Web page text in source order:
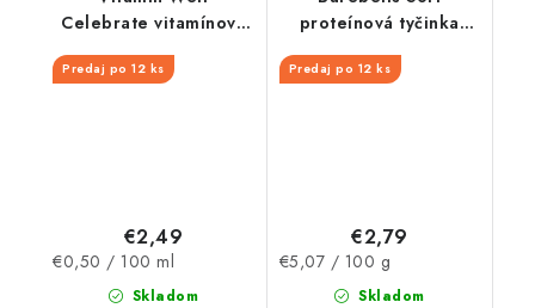
Celebrate vitamínový
Predaj po 12 ks
Skladom
€2,49
Jednotková
€0,50 / 100 ml
proteínová tyčinka
Predaj po 12 ks
Skladom
€2,79
Jednotková
€5,07 / 100 g